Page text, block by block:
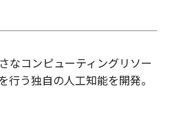
なコンピューティングリソー
行う独自の人工知能を開発。